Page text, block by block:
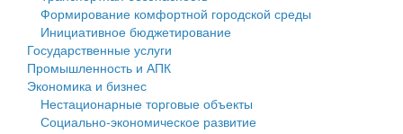
Государственные услуги
Промышленность и АПК
Экономика и бизнес
Символика
Устав
Гостям округа
муниципального округа Тверской области
Администрация Кашинского муниципального округа
Тверской области
Финансовое управление
Бюджет для граждан
Имущество
Формирование комфортной городской среды
Инициативное бюджетирование
Государственные услуги
Промышленность и АПК
Экономика и бизнес
Нестационарные торговые объекты
Социально-экономическое развитие